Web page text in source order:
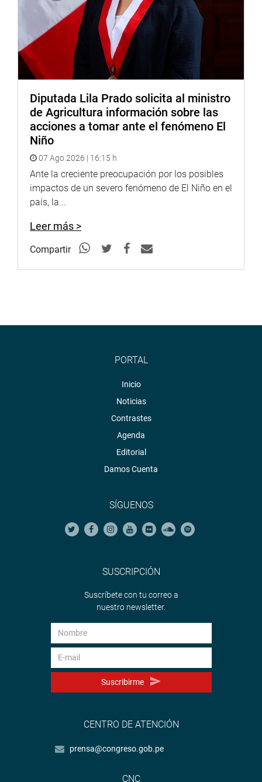
Diputada Lila Prado solicita al ministro
de Agricultura información sobre las
acciones a tomar ante el fenómeno El
Niño
07 Ago 2026 | 16:15 h
Ante la creciente preocupación por los posibles
impactos de un severo fenómeno de El Niño en el
país, la...
Leer más >
Compartir
PORTAL
Inicio
Noticias
Contrastes
Agenda
Editorial
Damos Cuenta
SÍGUENOS
SUSCRIPCIÓN
Suscríbete con tu correo a
nuestro newsletter.
Suscribirme
CENTRO DE ATENCIÓN
prensa@congreso.gob.pe
CNC